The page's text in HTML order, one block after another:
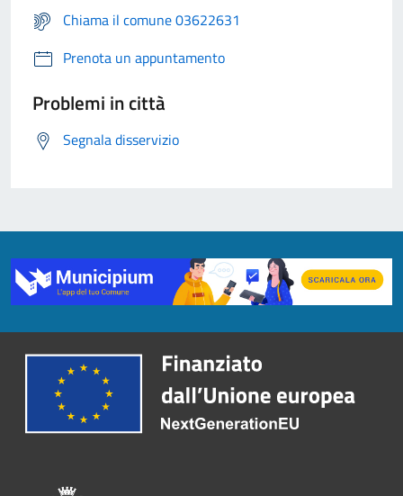
Chiama il comune 03622631
Prenota un appuntamento
Problemi in città
Segnala disservizio